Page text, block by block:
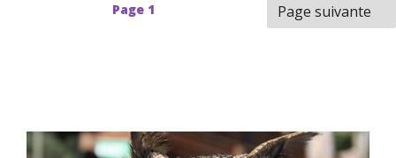
Page 1 Page suivante